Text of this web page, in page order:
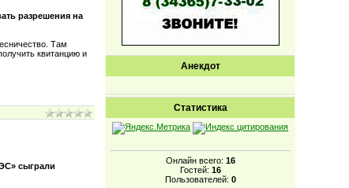
разрешения на
Там
квитанцию и
сыграли
Анекдот
Статистика
Онлайн всего: 16
Гостей: 16
Пользователей: 0